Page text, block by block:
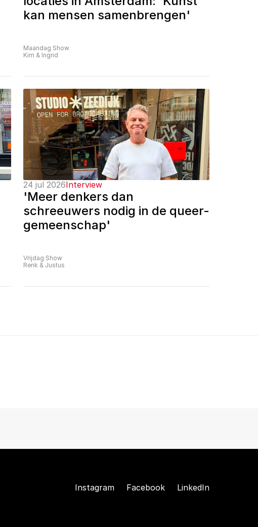
kan mensen samenbrengen'
Maandag Show
Kim & Ingrid
24 jul 2026Interview
'Meer denkers dan
schreeuwers nodig in de queer-
gemeenschap'
Vrijdag Show
Renk & Justus
Instagram Facebook LinkedIn